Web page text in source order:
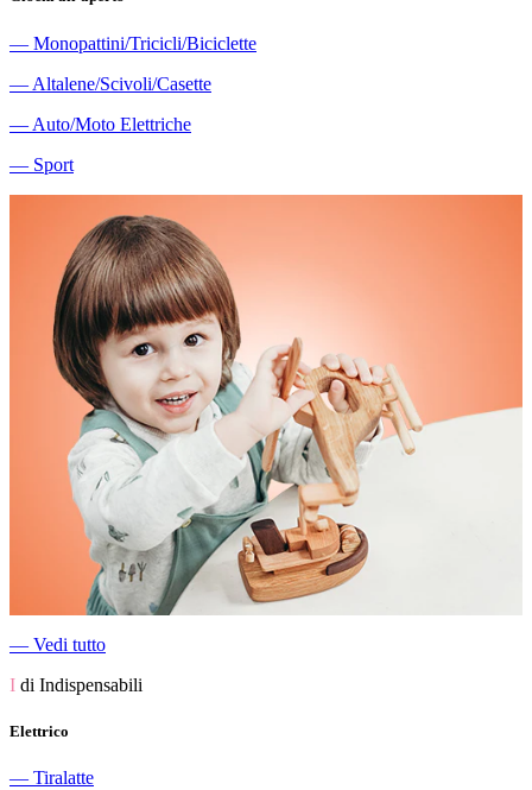
― Monopattini/Tricicli/Biciclette
― Altalene/Scivoli/Casette
― Auto/Moto Elettriche
― Sport
― Vedi tutto
I di Indispensabili
Elettrico
― Tiralatte